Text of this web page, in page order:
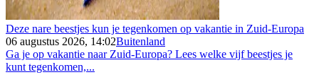
Deze nare beestjes kun je tegenkomen op vakantie in Zuid-Europa
06 augustus 2026, 14:02Buitenland
Ga je op vakantie naar Zuid-Europa? Lees welke vijf beestjes je
kunt tegenkomen,...